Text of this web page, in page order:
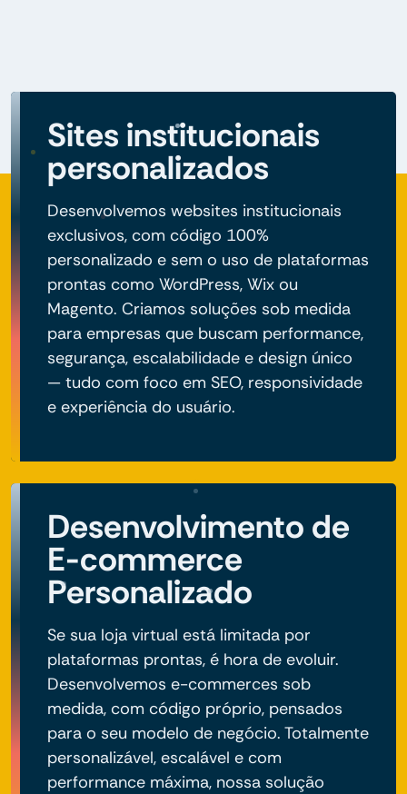
Sites institucionais
personalizados
Desenvolvemos websites institucionais
exclusivos, com código 100%
personalizado e sem o uso de plataformas
prontas como WordPress, Wix ou
Magento. Criamos soluções sob medida
para empresas que buscam performance,
segurança, escalabilidade e design único
— tudo com foco em SEO, responsividade
e experiência do usuário.
Desenvolvimento de
E-commerce
Personalizado
Se sua loja virtual está limitada por
plataformas prontas, é hora de evoluir.
Desenvolvemos e-commerces sob
medida, com código próprio, pensados
para o seu modelo de negócio. Totalmente
personalizável, escalável e com
performance máxima, nossa solução